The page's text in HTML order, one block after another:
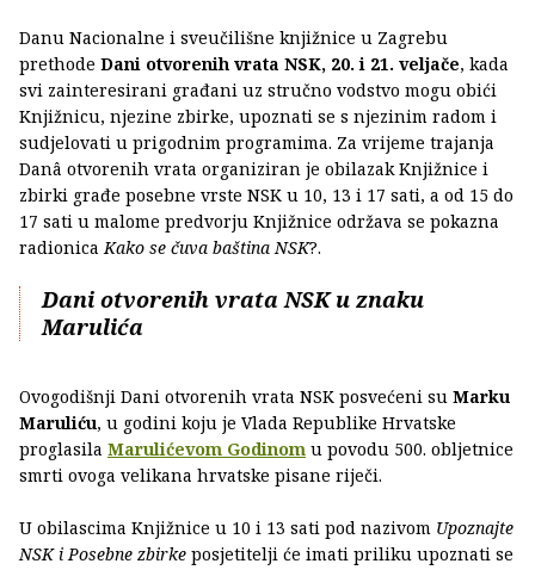
Danu Nacionalne i sveučilišne knjižnice u Zagrebu
prethode Dani otvorenih vrata NSK, 20. i 21. veljače, kada
svi zainteresirani građani uz stručno vodstvo mogu obići
Knjižnicu, njezine zbirke, upoznati se s njezinim radom i
sudjelovati u prigodnim programima. Za vrijeme trajanja
Danâ otvorenih vrata organiziran je obilazak Knjižnice i
zbirki građe posebne vrste NSK u 10, 13 i 17 sati, a od 15 do
17 sati u malome predvorju Knjižnice održava se pokazna
radionicaKako se čuva baština NSK?.
Dani otvorenih vrata NSK u znaku
Marulića
Ovogodišnji Dani otvorenih vrata NSK posvećeni su Marku
Maruliću, u godini koju je Vlada Republike Hrvatske
proglasila Marulićevom Godinom u povodu 500. obljetnice
smrti ovoga velikana hrvatske pisane riječi.
U obilascima Knjižnice u 10 i 13 sati pod nazivom Upoznajte
NSK i Posebne zbirke posjetitelji će imati priliku upoznati se